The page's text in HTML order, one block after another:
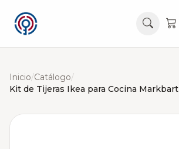
Inicio/Catálogo/
Kit de Tijeras Ikea para Cocina Markbart